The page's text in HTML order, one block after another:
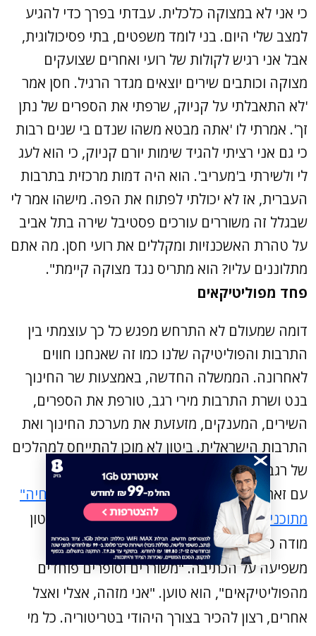
כי אני לא במצוקה כלכלית. עבדתי בפרך כדי להגיע
למצב שלי היום. בני לומד משפטים, בתי פסיכולוגית,
אבל אני רגיש לקולות של רועי ואחרים שצועקים
מצוקה וכותבים שירים יוצאים מגדר הרגיל. חסן אמר
'לא התאבלתי על קניוק, שרפתי את הספרים של נתן
זך'. אמרתי לו 'אתה מבטא משהו שנדם בי שנים רבות
כי גם אני רציתי להגיד שימות יורם קניוק, כי הוא לעג
לי ולשירתי ב'מעריב'. הוא היה דמות מרכזית בתרבות
העברית, אז לא יכולתי לפתוח את הפה. מישהו אמר לי
שבגלל זה משוררים עורכים פסטיבל שירה בתל אביב
על טהרת האשכנזיות ומקללים את רועי חסן. מה אתם
מתלוננים עליו? הוא מתריס נגד מצוקה קיימת".
פחד מפוליטיקאים
דומה שמעולם לא התרחש מפגש כל כך עוצמתי בין
התרבות והפוליטיקה שלנו כמו זה שאנחנו חווים
לאחרונה. הממשלה החדשה, באמצעות שר החינוך
בנט ושרת התרבות מירי רגב, טורפת את הספרים,
השירים, המענקים, מזעזעת את מערכת החינוך ואת
התרבות הישראלית. ביטון לא מוכן להתייחס למהלכים
של רגב, אין לו קשר למשרד התרבות.
עם זאת, מבהיר המשורר כיהוצאת הספר "גדר חיה"
מתוכנית הלימודים
"אינה הולמת את דעותי". ביטון
מודה כי המציאות הפוליטית בשנים האחרונות
משפיעה על הכתיבה. "משוררים וסופרים פוחדים
מהפוליטיקאים", הוא טוען. "אני מזהה, אצלי ואצל
אחרים, רצון להכיר בצורך היהודי בטריטוריה. כל מי